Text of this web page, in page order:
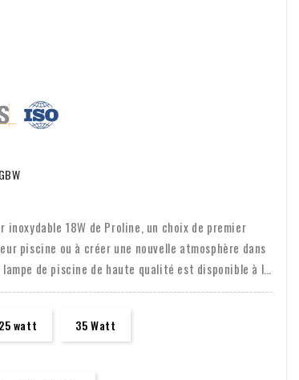
18W de Proline, un choix de premier
piscine ou à créer une nouvelle atmosphère dans
de piscine de haute qualité est disponible à la
permet de toujours créer la bonne ambiance.
fois à 2 et à 5 noyaux, vous avez un contrôle total
ou votre tablette.
25 watt 35 Watt